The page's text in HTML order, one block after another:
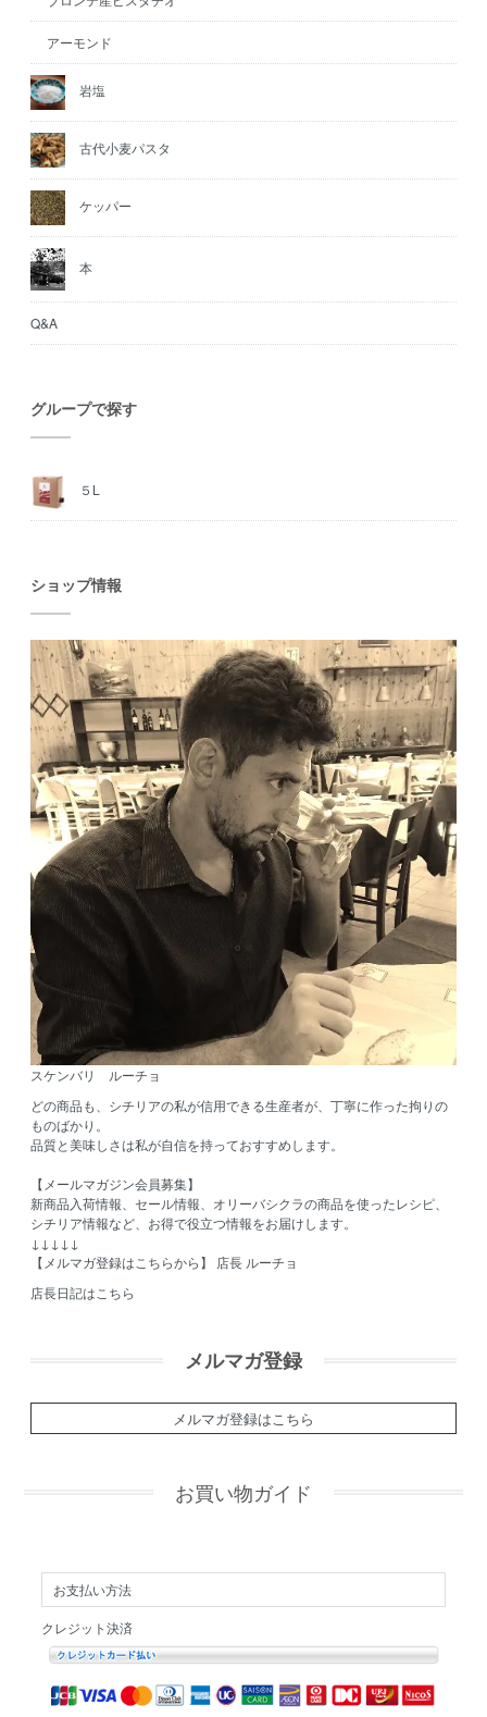
アーモンド
岩塩
古代小麦パスタ
ケッパー
本
Q&A
グループで探す
５L
ショップ情報
スケンバリ ルーチョ
どの商品も、シチリアの私が信用できる生産者が、丁寧に作った拘りの
ものばかり。
品質と美味しさは私が自信を持っておすすめします。
【メールマガジン会員募集】
新商品入荷情報、セール情報、オリーバシクラの商品を使ったレシピ、
シチリア情報など、お得で役立つ情報をお届けします。
↓↓↓↓↓
【メルマガ登録はこちらから】
店長 ルーチョ
店長日記はこちら
メルマガ登録
メルマガ登録はこちら
お買い物ガイド
お支払い方法
クレジット決済